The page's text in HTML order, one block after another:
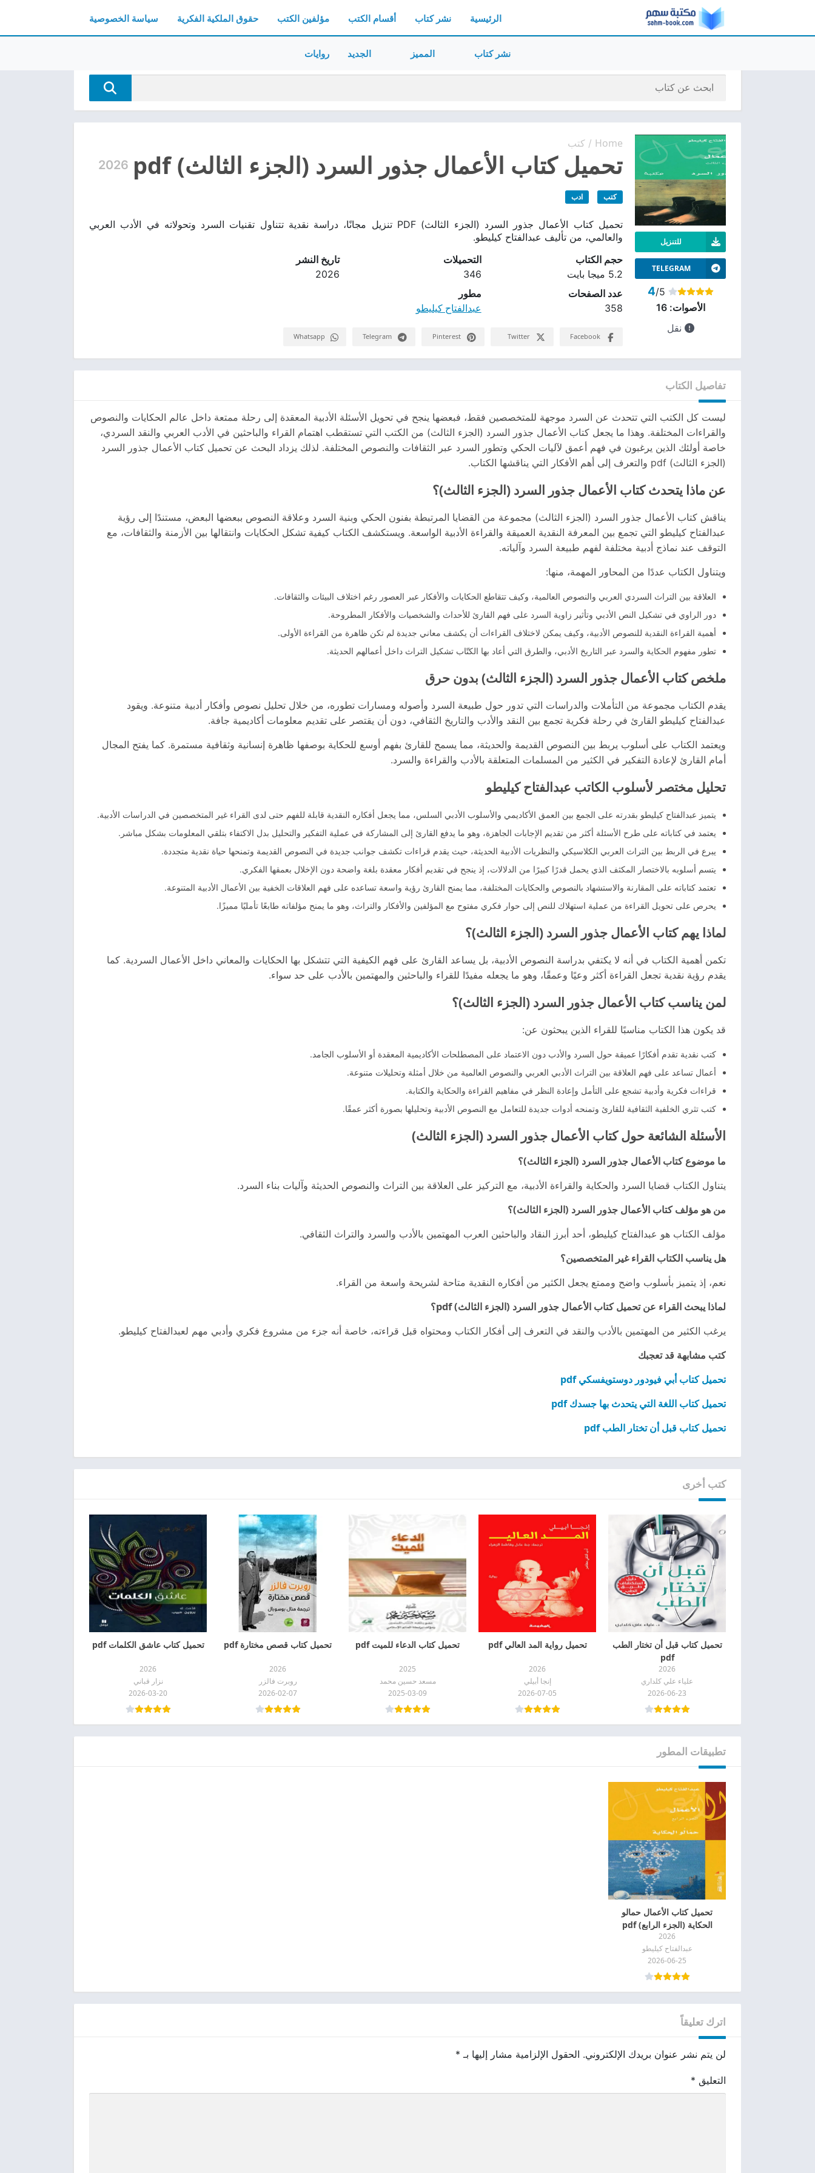
الرئيسية نشر كتاب أقسام الكتب مؤلفين الكتب حقوق الملكية الفكرية سياسة الخصوصية
نشر كتاب المميز الجديد روايات
Home
/ كتب
تحميل كتاب الأعمال جذور السرد (الجزء الثالث) pdf 2026
كتب ادب
تحميل كتاب الأعمال جذور السرد (الجزء الثالث) PDF تنزيل مجانًا، دراسة نقدية تتناول تقنيات السرد وتحولاته في الأدب العربي
والعالمي، من تأليف عبدالفتاح كيليطو.
للتنزيل
TELEGRAM
4/5
الأصوات:16
نقل
حجم الكتاب
5.2 ميجا بايت
التحميلات
346
تاريخ النشر
2026
عدد الصفحات
358
مطور
عبدالفتاح كيليطو
Facebook
Twitter
Pinterest
Telegram
Whatsapp
تفاصيل الكتاب
ليست كل الكتب التي تتحدث عن السرد موجهة للمتخصصين فقط، فبعضها ينجح في تحويل الأسئلة الأدبية المعقدة إلى رحلة ممتعة داخل عالم الحكايات والنصوص
والقراءات المختلفة. وهذا ما يجعل كتاب الأعمال جذور السرد (الجزء الثالث) من الكتب التي تستقطب اهتمام القراء والباحثين في الأدب العربي والنقد السردي،
خاصة أولئك الذين يرغبون في فهم أعمق لآليات الحكي وتطور السرد عبر الثقافات والنصوص المختلفة. لذلك يزداد البحث عن تحميل كتاب الأعمال جذور السرد
(الجزء الثالث) pdf والتعرف إلى أهم الأفكار التي يناقشها الكتاب.
عن ماذا يتحدث كتاب الأعمال جذور السرد (الجزء الثالث)؟
يناقش كتاب الأعمال جذور السرد (الجزء الثالث) مجموعة من القضايا المرتبطة بفنون الحكي وبنية السرد وعلاقة النصوص ببعضها البعض، مستندًا إلى رؤية
عبدالفتاح كيليطو التي تجمع بين المعرفة النقدية العميقة والقراءة الأدبية الواسعة. ويستكشف الكتاب كيفية تشكل الحكايات وانتقالها بين الأزمنة والثقافات، مع
التوقف عند نماذج أدبية مختلفة لفهم طبيعة السرد وآلياته.
ويتناول الكتاب عددًا من المحاور المهمة، منها:
العلاقة بين التراث السردي العربي والنصوص العالمية، وكيف تتقاطع الحكايات والأفكار عبر العصور رغم اختلاف البيئات والثقافات.
دور الراوي في تشكيل النص الأدبي وتأثير زاوية السرد على فهم القارئ للأحداث والشخصيات والأفكار المطروحة.
أهمية القراءة النقدية للنصوص الأدبية، وكيف يمكن لاختلاف القراءات أن يكشف معاني جديدة لم تكن ظاهرة من القراءة الأولى.
تطور مفهوم الحكاية والسرد عبر التاريخ الأدبي، والطرق التي أعاد بها الكتّاب تشكيل التراث داخل أعمالهم الحديثة.
ملخص كتاب الأعمال جذور السرد (الجزء الثالث) بدون حرق
يقدم الكتاب مجموعة من التأملات والدراسات التي تدور حول طبيعة السرد وأصوله ومسارات تطوره، من خلال تحليل نصوص وأفكار أدبية متنوعة. ويقود
عبدالفتاح كيليطو القارئ في رحلة فكرية تجمع بين النقد والأدب والتاريخ الثقافي، دون أن يقتصر على تقديم معلومات أكاديمية جافة.
ويعتمد الكتاب على أسلوب يربط بين النصوص القديمة والحديثة، مما يسمح للقارئ بفهم أوسع للحكاية بوصفها ظاهرة إنسانية وثقافية مستمرة. كما يفتح المجال
أمام القارئ لإعادة التفكير في الكثير من المسلمات المتعلقة بالأدب والقراءة والسرد.
تحليل مختصر لأسلوب الكاتب عبدالفتاح كيليطو
يتميز عبدالفتاح كيليطو بقدرته على الجمع بين العمق الأكاديمي والأسلوب الأدبي السلس، مما يجعل أفكاره النقدية قابلة للفهم حتى لدى القراء غير المتخصصين في الدراسات الأدبية.
يعتمد في كتاباته على طرح الأسئلة أكثر من تقديم الإجابات الجاهزة، وهو ما يدفع القارئ إلى المشاركة في عملية التفكير والتحليل بدل الاكتفاء بتلقي المعلومات بشكل مباشر.
يبرع في الربط بين التراث العربي الكلاسيكي والنظريات الأدبية الحديثة، حيث يقدم قراءات تكشف جوانب جديدة في النصوص القديمة وتمنحها حياة نقدية متجددة.
يتسم أسلوبه بالاختصار المكثف الذي يحمل قدرًا كبيرًا من الدلالات، إذ ينجح في تقديم أفكار معقدة بلغة واضحة دون الإخلال بعمقها الفكري.
تعتمد كتاباته على المقارنة والاستشهاد بالنصوص والحكايات المختلفة، مما يمنح القارئ رؤية واسعة تساعده على فهم العلاقات الخفية بين الأعمال الأدبية المتنوعة.
يحرص على تحويل القراءة من عملية استهلاك للنص إلى حوار فكري مفتوح مع المؤلفين والأفكار والتراث، وهو ما يمنح مؤلفاته طابعًا تأمليًا مميزًا.
لماذا يهم كتاب الأعمال جذور السرد (الجزء الثالث)؟
تكمن أهمية الكتاب في أنه لا يكتفي بدراسة النصوص الأدبية، بل يساعد القارئ على فهم الكيفية التي تتشكل بها الحكايات والمعاني داخل الأعمال السردية. كما
يقدم رؤية نقدية تجعل القراءة أكثر وعيًا وعمقًا، وهو ما يجعله مفيدًا للقراء والباحثين والمهتمين بالأدب على حد سواء.
لمن يناسب كتاب الأعمال جذور السرد (الجزء الثالث)؟
قد يكون هذا الكتاب مناسبًا للقراء الذين يبحثون عن:
كتب نقدية تقدم أفكارًا عميقة حول السرد والأدب دون الاعتماد على المصطلحات الأكاديمية المعقدة أو الأسلوب الجامد.
أعمال تساعد على فهم العلاقة بين التراث الأدبي العربي والنصوص العالمية من خلال أمثلة وتحليلات متنوعة.
قراءات فكرية وأدبية تشجع على التأمل وإعادة النظر في مفاهيم القراءة والحكاية والكتابة.
كتب تثري الخلفية الثقافية للقارئ وتمنحه أدوات جديدة للتعامل مع النصوص الأدبية وتحليلها بصورة أكثر عمقًا.
الأسئلة الشائعة حول كتاب الأعمال جذور السرد (الجزء الثالث)
ما موضوع كتاب الأعمال جذور السرد (الجزء الثالث)؟
يتناول الكتاب قضايا السرد والحكاية والقراءة الأدبية، مع التركيز على العلاقة بين التراث والنصوص الحديثة وآليات بناء السرد.
من هو مؤلف كتاب الأعمال جذور السرد (الجزء الثالث)؟
مؤلف الكتاب هو عبدالفتاح كيليطو، أحد أبرز النقاد والباحثين العرب المهتمين بالأدب والسرد والتراث الثقافي.
هل يناسب الكتاب القراء غير المتخصصين؟
نعم، إذ يتميز بأسلوب واضح وممتع يجعل الكثير من أفكاره النقدية متاحة لشريحة واسعة من القراء.
لماذا يبحث القراء عن تحميل كتاب الأعمال جذور السرد (الجزء الثالث) pdf؟
يرغب الكثير من المهتمين بالأدب والنقد في التعرف إلى أفكار الكتاب ومحتواه قبل قراءته، خاصة أنه جزء من مشروع فكري وأدبي مهم لعبدالفتاح كيليطو.
كتب مشابهة قد تعجبك
تحميل كتاب أبي فيودور دوستويفسكي pdf
تحميل كتاب اللغة التي يتحدث بها جسدك pdf
تحميل كتاب قبل أن تختار الطب pdf
كتب أخرى
تحميل كتاب قبل أن تختار الطب
pdf
2026
علياء علي كلداري
2026-06-23
تحميل رواية المد العالي pdf
2026
إنجا أبيلي
2026-07-05
تحميل كتاب الدعاء للميت pdf
2025
مسعد حسين محمد
2025-03-09
تحميل كتاب قصص مختارة pdf
2026
روبرت فالزر
2026-02-07
تحميل كتاب عاشق الكلمات pdf
2026
نزار قباني
2026-03-20
تطبيقات المطور
تحميل كتاب الأعمال حمالو
الحكاية (الجزء الرابع) pdf
2026
عبدالفتاح كيليطو
2026-06-25
اترك تعليقاً
لن يتم نشر عنوان بريدك الإلكتروني. الحقول الإلزامية مشار إليها بـ *
التعليق *